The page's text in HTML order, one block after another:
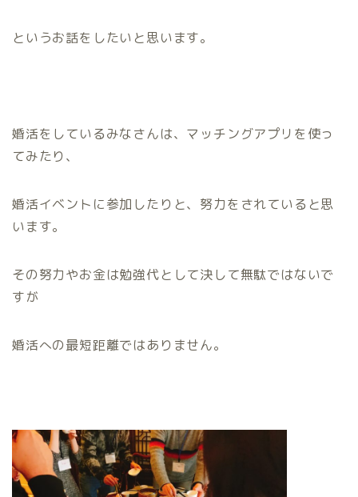
というお話をしたいと思います。
婚活をしているみなさんは、マッチングアプリを使っ
てみたり、
婚活イベントに参加したりと、努力をされていると思
います。
その努力やお金は勉強代として決して無駄ではないで
すが
婚活への最短距離ではありません。